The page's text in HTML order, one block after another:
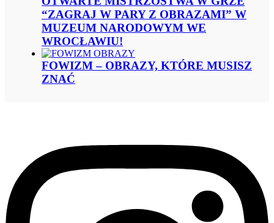
“ZAGRAJ W PARY Z OBRAZAMI” W
MUZEUM NARODOWYM WE
WROCŁAWIU!
FOWIZM – OBRAZY, KTÓRE MUSISZ
ZNAĆ